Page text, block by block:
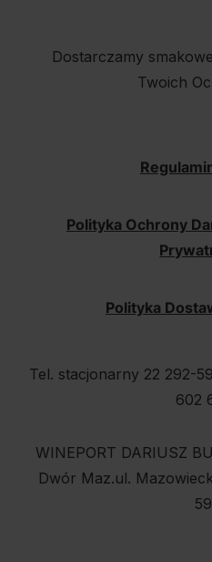
Dostarczamy
Twoich
Polityka Ochrony
Polityka
Tel. stacjonarny 22 292-
602
WINEPORT DARIUSZ
Dwór Maz.ul.
59